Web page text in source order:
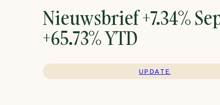
Nieuwsbrief +7.34%
+65.73% YTD
UPDATE